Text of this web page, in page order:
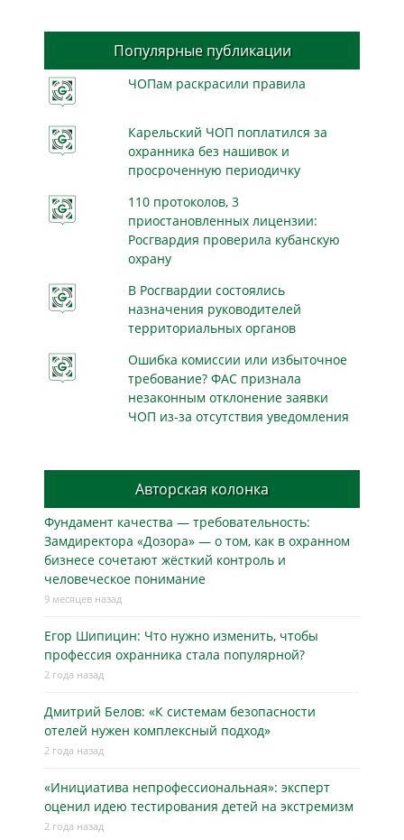
Популярные публикации
ЧОПам раскрасили правила
Карельский ЧОП поплатился за
охранника без нашивок и
просроченную периодичку
110 протоколов, 3
приостановленных лицензии:
Росгвардия проверила кубанскую
охрану
В Росгвардии состоялись
назначения руководителей
территориальных органов
Ошибка комиссии или избыточное
требование? ФАС признала
незаконным отклонение заявки
ЧОП из-за отсутствия уведомления
Авторская колонка
Фундамент качества — требовательность:
Замдиректора «Дозора» — о том, как в охранном
бизнесe сочетают жёсткий контроль и
человеческое понимание
9 месяцев назад
Егор Шипицин: Что нужно изменить, чтобы
профессия охранника стала популярной?
2 года назад
Дмитрий Белов: «К системам безопасности
отелей нужен комплексный подход»
2 года назад
«Инициатива непрофессиональная»: эксперт
оценил идею тестирования детей на экстремизм
2 года назад